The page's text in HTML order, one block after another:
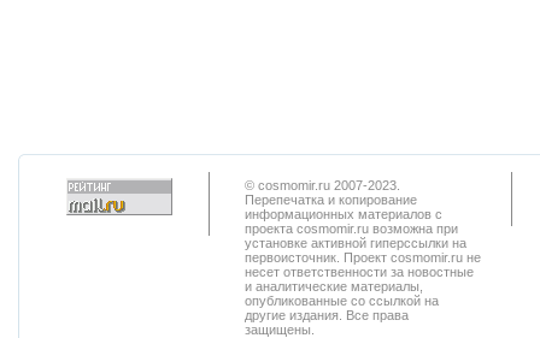
© cosmomir.ru 2007-2023.
Перепечатка и копирование
информационных материалов с
проекта cosmomir.ru возможна при
установке активной гиперссылки на
первоисточник. Проект cosmomir.ru не
несет ответственности за новостные
и аналитические материалы,
опубликованные со ссылкой на
другие издания. Все права
защищены.